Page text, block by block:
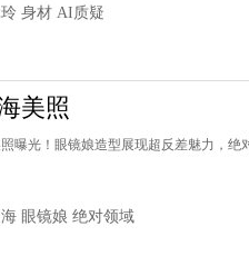
身材 AI质疑
美照
曝光！眼镜娘造型展现超反差魅力，
眼镜娘 绝对领域